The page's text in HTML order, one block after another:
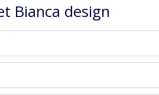
Bianca design